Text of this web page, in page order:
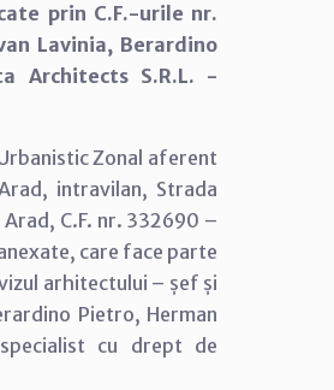
prin C.F.-urile nr.
Lavinia, Berardino
Architects S.R.L. -
Zonal aferent
intravilan, Strada
C.F. nr. 332690 –
care face parte
arhitectului – șef și
Pietro, Herman
cu drept de